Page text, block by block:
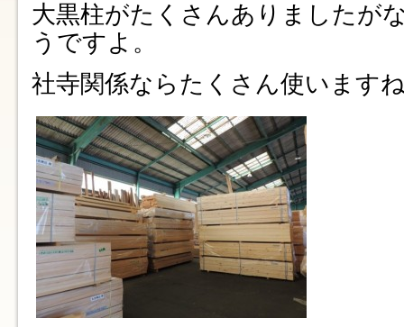
大黒柱がたくさんありましたが
うですよ。
社寺関係ならたくさん使います